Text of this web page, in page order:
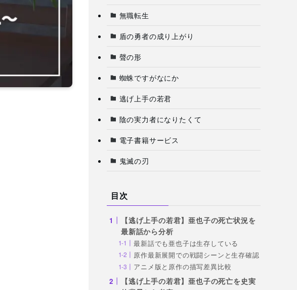
無職転生
盾の勇者の成り上がり
聲の形
蜘蛛ですがなにか
逃げ上手の若君
陰の実力者になりたくて
電子書籍サービス
鬼滅の刃
目次
【逃げ上手の若君】亜也子の死亡状況を
最新話から分析
最新話でも亜也子は生存している
原作最新展開での戦闘シーンと生存確認
アニメ版と原作の描写差異比較
【逃げ上手の若君】亜也子の死亡を史実